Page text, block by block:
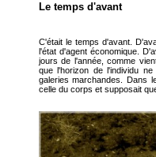
Le temps d'avant
C'était le temps d'avant.
l'état d'agent économique.
jours de l'année, comme
que l'horizon de l'individu
galeries marchandes. Dans
celle du corps et supposait